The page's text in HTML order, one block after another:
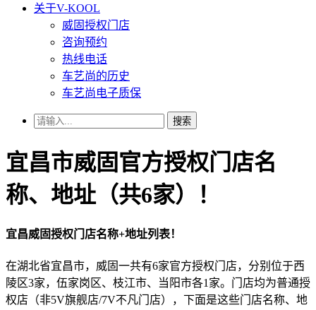
关于V-KOOL
威固授权门店
咨询预约
热线电话
车艺尚的历史
车艺尚电子质保
搜索
宜昌市威固官方授权门店名
称、地址（共6家）！
宜昌威固授权门店名称+地址列表！
在湖北省宜昌市，威固一共有6家官方授权门店，分别位于西
陵区3家，伍家岗区、枝江市、当阳市各1家。门店均为普通授
权店（非5V旗舰店/7V不凡门店），下面是这些门店名称、地